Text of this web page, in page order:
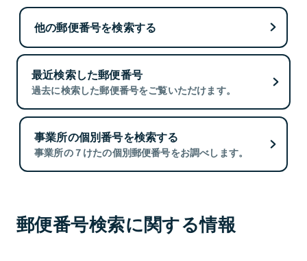
他の郵便番号を検索する
最近検索した郵便番号
過去に検索した郵便番号をご覧いただけます。
事業所の個別番号を検索する
事業所の７けたの個別郵便番号をお調べします。
郵便番号検索に関する情報